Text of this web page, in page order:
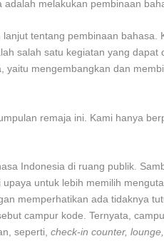
melakukan pembinaan
tentang pembinaan bahasa.
salah satu kegiatan yang dapat
mengembangkan dan
remaja ini. Kami hanya
Indonesia di ruang publik.
untuk lebih memilih
memperhatikan ada tidaknya
campur kode. Ternyata,
seperti, check-in counter,